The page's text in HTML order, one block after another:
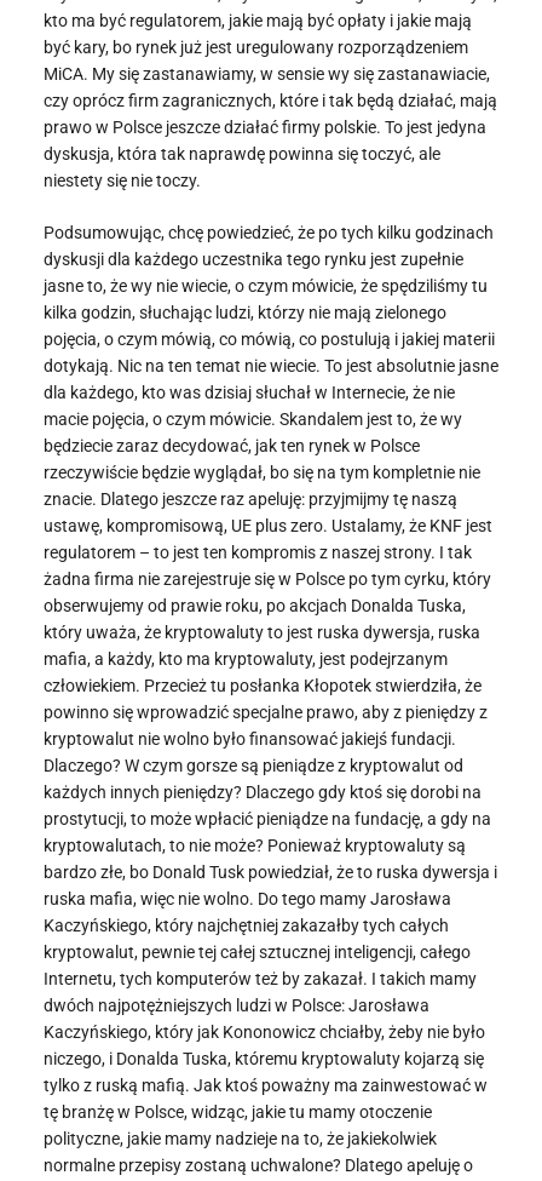
kto ma być regulatorem, jakie mają być opłaty i jakie mają
być kary, bo rynek już jest uregulowany rozporządzeniem
MiCA. My się zastanawiamy, w sensie wy się zastanawiacie,
czy oprócz firm zagranicznych, które i tak będą działać, mają
prawo w Polsce jeszcze działać firmy polskie. To jest jedyna
dyskusja, która tak naprawdę powinna się toczyć, ale
niestety się nie toczy.
Podsumowując, chcę powiedzieć, że po tych kilku godzinach
dyskusji dla każdego uczestnika tego rynku jest zupełnie
jasne to, że wy nie wiecie, o czym mówicie, że spędziliśmy tu
kilka godzin, słuchając ludzi, którzy nie mają zielonego
pojęcia, o czym mówią, co mówią, co postulują i jakiej materii
dotykają. Nic na ten temat nie wiecie. To jest absolutnie jasne
dla każdego, kto was dzisiaj słuchał w Internecie, że nie
macie pojęcia, o czym mówicie. Skandalem jest to, że wy
będziecie zaraz decydować, jak ten rynek w Polsce
rzeczywiście będzie wyglądał, bo się na tym kompletnie nie
znacie. Dlatego jeszcze raz apeluję: przyjmijmy tę naszą
ustawę, kompromisową, UE plus zero. Ustalamy, że KNF jest
regulatorem – to jest ten kompromis z naszej strony. I tak
żadna firma nie zarejestruje się w Polsce po tym cyrku, który
obserwujemy od prawie roku, po akcjach Donalda Tuska,
który uważa, że kryptowaluty to jest ruska dywersja, ruska
mafia, a każdy, kto ma kryptowaluty, jest podejrzanym
człowiekiem. Przecież tu posłanka Kłopotek stwierdziła, że
powinno się wprowadzić specjalne prawo, aby z pieniędzy z
kryptowalut nie wolno było finansować jakiejś fundacji.
Dlaczego? W czym gorsze są pieniądze z kryptowalut od
każdych innych pieniędzy? Dlaczego gdy ktoś się dorobi na
prostytucji, to może wpłacić pieniądze na fundację, a gdy na
kryptowalutach, to nie może? Ponieważ kryptowaluty są
bardzo złe, bo Donald Tusk powiedział, że to ruska dywersja i
ruska mafia, więc nie wolno. Do tego mamy Jarosława
Kaczyńskiego, który najchętniej zakazałby tych całych
kryptowalut, pewnie tej całej sztucznej inteligencji, całego
Internetu, tych komputerów też by zakazał. I takich mamy
dwóch najpotężniejszych ludzi w Polsce: Jarosława
Kaczyńskiego, który jak Kononowicz chciałby, żeby nie było
niczego, i Donalda Tuska, któremu kryptowaluty kojarzą się
tylko z ruską mafią. Jak ktoś poważny ma zainwestować w
tę branżę w Polsce, widząc, jakie tu mamy otoczenie
polityczne, jakie mamy nadzieje na to, że jakiekolwiek
normalne przepisy zostaną uchwalone? Dlatego apeluję o